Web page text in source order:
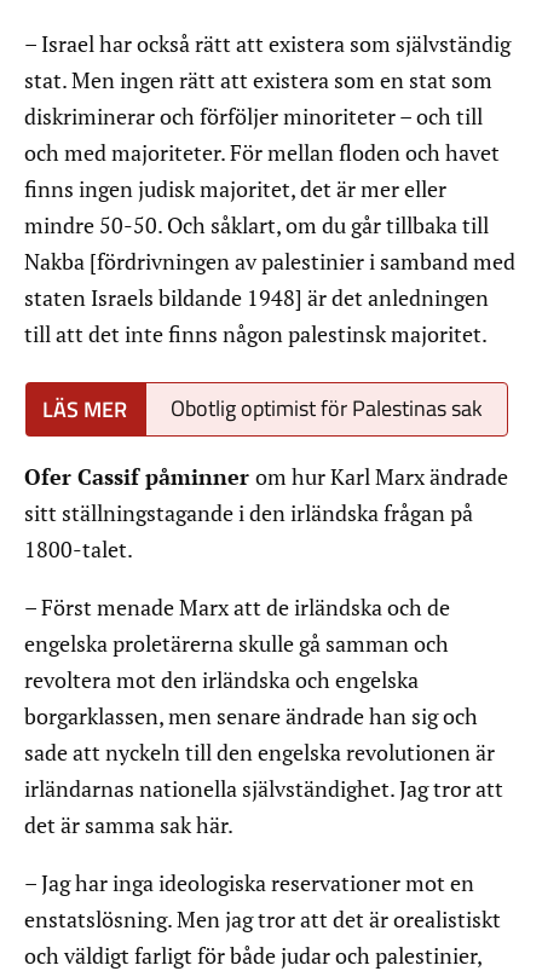
– Israel har också rätt att existera som självständig
stat. Men ingen rätt att existera som en stat som
diskriminerar och förföljer minoriteter – och till
och med majoriteter. För mellan floden och havet
finns ingen judisk majoritet, det är mer eller
mindre 50-50. Och såklart, om du går tillbaka till
Nakba [fördrivningen av palestinier i samband med
staten Israels bildande 1948] är det anledningen
till att det inte finns någon palestinsk majoritet.
Obotlig optimist för Palestinas sak
Ofer Cassif påminner om hur Karl Marx ändrade
sitt ställningstagande i den irländska frågan på
1800-talet.
– Först menade Marx att de irländska och de
engelska proletärerna skulle gå samman och
revoltera mot den irländska och engelska
borgarklassen, men senare ändrade han sig och
sade att nyckeln till den engelska revolutionen är
irländarnas nationella självständighet. Jag tror att
det är samma sak här.
– Jag har inga ideologiska reservationer mot en
enstatslösning. Men jag tror att det är orealistiskt
och väldigt farligt för både judar och palestinier,